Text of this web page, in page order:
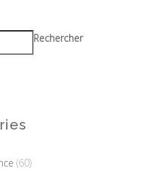
Rechercher
(60)